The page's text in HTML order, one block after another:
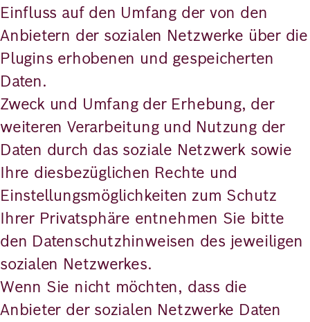
Einfluss auf den Umfang der von den
Anbietern der sozialen Netzwerke über die
Plugins erhobenen und gespeicherten
Daten.
Zweck und Umfang der Erhebung, der
weiteren Verarbeitung und Nutzung der
Daten durch das soziale Netzwerk sowie
Ihre diesbezüglichen Rechte und
Einstellungsmöglichkeiten zum Schutz
Ihrer Privatsphäre entnehmen Sie bitte
den Datenschutzhinweisen des jeweiligen
sozialen Netzwerkes.
Wenn Sie nicht möchten, dass die
Anbieter der sozialen Netzwerke Daten